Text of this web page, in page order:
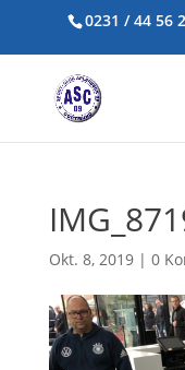
0231 / 44 56
Okt. 8, 2019| 0